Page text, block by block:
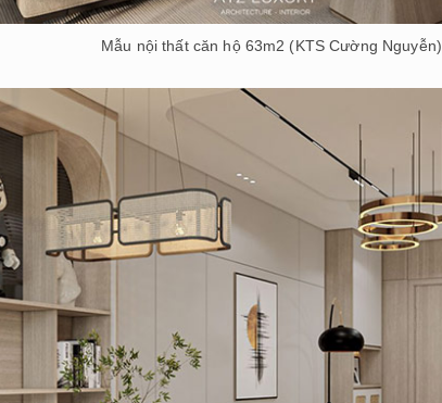
Mẫu nội thất căn hộ 63m2 (KTS Cường Nguyễn)